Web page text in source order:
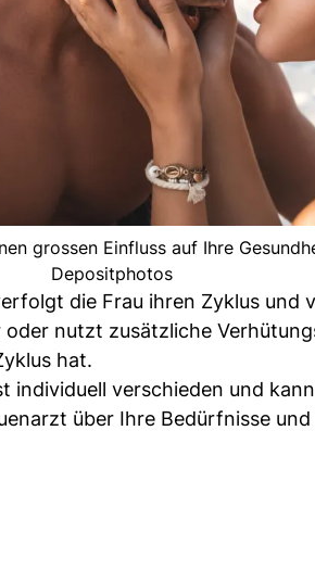
grossen Einfluss auf Ihre
Depositphotos
die Frau ihren Zyklus
nutzt zusätzliche
hat.
individuell verschieden und
über Ihre Bedürfnisse